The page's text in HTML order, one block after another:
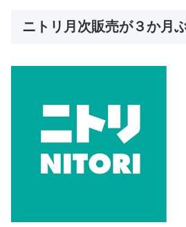
ニトリ月次販売が３か月